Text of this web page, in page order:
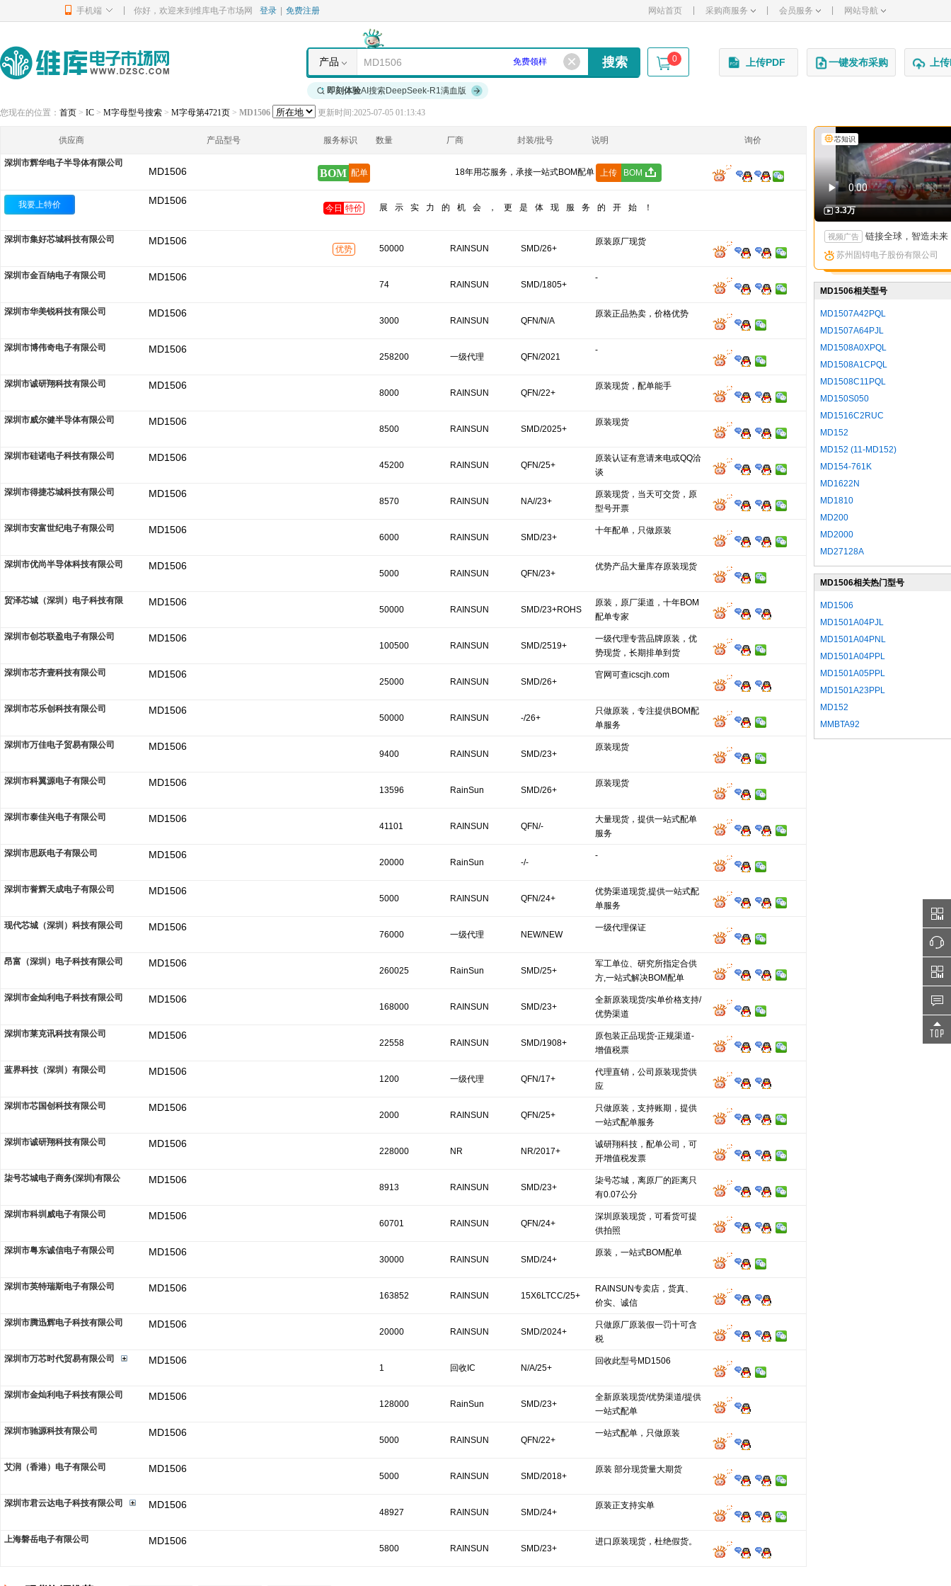
手机端 你好，欢迎来到维库电子市场网 登录 免费注册 网站首页 采购商服务 会员服务 网站导航
产品 免费领样 0
即刻体验AI搜索DeepSeek-R1满血版
上传PDF 一键发布采购 上
您现在的位置： 首页 > IC > M字母型号搜索 > M字母第4721页 > MD1506 更新时间:2025-07-05 01:13:43
供应商 产品型号 服务标识 数量 厂商 封装/批号 说明 询价
深圳市辉华电子半导体有限公司
MD1506 BOM 配单 18年用芯服务，承接一站式BOM配单 上传 BOM
我要上特价 MD1506
今日 特价 展示实力的机会，更是体现服务的开始！
深圳市集好芯城科技有限公司 MD1506
优势 50000 RAINSUN SMD/26+
原装原厂现货
深圳市金百纳电子有限公司 MD1506
74 RAINSUN SMD/1805+
-
深圳市华美锐科技有限公司 MD1506
3000 RAINSUN QFN/N/A
原装正品热卖，价格优势
深圳市博伟奇电子有限公司 MD1506
258200 一级代理 QFN/2021
-
深圳市诚研翔科技有限公司 MD1506
8000 RAINSUN QFN/22+
原装现货，配单能手
深圳市威尔健半导体有限公司 MD1506
8500 RAINSUN SMD/2025+
原装现货
深圳市硅诺电子科技有限公司 MD1506
45200 RAINSUN QFN/25+
原装认证有意请来电或QQ洽
谈
深圳市得捷芯城科技有限公司
MD1506
8570 RAINSUN NA//23+
原装现货，当天可交货，原
型号开票
深圳市安富世纪电子有限公司
MD1506
6000 RAINSUN SMD/23+
十年配单，只做原装
深圳市优尚半导体科技有限公司 MD1506
5000 RAINSUN QFN/23+
优势产品大量库存原装现货
贸泽芯城（深圳）电子科技有限 MD1506
50000 RAINSUN SMD/23+ROHS
原装，原厂渠道，十年BOM
配单专家
深圳市创芯联盈电子有限公司
MD1506
100500 RAINSUN SMD/2519+
一级代理专营品牌原装，优
势现货，长期排单到货
深圳市芯齐壹科技有限公司
MD1506
25000 RAINSUN SMD/26+
官网可查icscjh.com
深圳市芯乐创科技有限公司 MD1506
50000 RAINSUN -/26+
只做原装，专注提供BOM配
单服务
深圳市万佳电子贸易有限公司
MD1506
9400 RAINSUN SMD/23+
原装现货
深圳市科翼源电子有限公司 MD1506
13596 RainSun SMD/26+
原装现货
深圳市泰佳兴电子有限公司 MD1506
41101 RAINSUN QFN/-
大量现货，提供一站式配单
服务
深圳市思跃电子有限公司
MD1506
20000 RainSun -/-
-
深圳市誉辉天成电子有限公司 MD1506
5000 RAINSUN QFN/24+
优势渠道现货,提供一站式配
单服务
现代芯城（深圳）科技有限公司
MD1506
76000 一级代理 NEW/NEW
一级代理保证
昂富（深圳）电子科技有限公司 MD1506
260025 RainSun SMD/25+
军工单位、研究所指定合供
方,一站式解决BOM配单
深圳市金灿利电子科技有限公司
MD1506
168000 RAINSUN SMD/23+
全新原装现货/实单价格支持/
优势渠道
深圳市莱克讯科技有限公司
MD1506
22558 RAINSUN SMD/1908+
原包装正品现货-正规渠道-
增值税票
蓝界科技（深圳）有限公司
MD1506
1200 一级代理 QFN/17+
代理直销，公司原装现货供
应
深圳市芯国创科技有限公司
MD1506
2000 RAINSUN QFN/25+
只做原装，支持账期，提供
一站式配单服务
深圳市诚研翔科技有限公司
MD1506
228000 NR NR/2017+
诚研翔科技，配单公司，可
开增值税发票
柒号芯城电子商务(深圳)有限公
MD1506
8913 RAINSUN SMD/23+
柒号芯城，离原厂的距离只
有0.07公分
深圳市科圳威电子有限公司
MD1506
60701 RAINSUN QFN/24+
深圳原装现货，可看货可提
供拍照
深圳市粤东诚信电子有限公司
MD1506
30000 RAINSUN SMD/24+
原装，一站式BOM配单
深圳市英特瑞斯电子有限公司 MD1506
163852 RAINSUN 15X6LTCC/25+
RAINSUN专卖店，货真、
价实、诚信
深圳市腾迅辉电子科技有限公司
MD1506
20000 RAINSUN SMD/2024+
只做原厂原装假一罚十可含
税
深圳市万芯时代贸易有限公司
MD1506
1 回收IC N/A/25+
回收此型号MD1506
深圳市金灿利电子科技有限公司 MD1506
128000 RainSun SMD/23+
全新原装现货/优势渠道/提供
一站式配单
深圳市驰源科技有限公司
MD1506
5000 RAINSUN QFN/22+
一站式配单，只做原装
艾润（香港）电子有限公司 MD1506
5000 RAINSUN SMD/2018+
原装 部分现货量大期货
深圳市君云达电子科技有限公司 MD1506
48927 RAINSUN SMD/24+
原装正支持实单
上海磐岳电子有限公司 MD1506
5800 RAINSUN SMD/23+
进口原装现货，杜绝假货。
芯知识
3.3万
视频广告 链接全球，智造未来：苏州固锝以创新矩阵亮相国际高端产
苏州固锝电子股份有限公司
MD1506相关型号
MD1507A42PQL
MD1507A64PJL
MD1508A0XPQL
MD1508A1CPQL
MD1508C11PQL
MD150S050
MD1516C2RUC
MD152
MD152 (11-MD152)
MD154-761K
MD1622N
MD1810
MD200
MD2000
MD27128A
MD1506相关热门型号
MD1506
MD1501A04PJL
MD1501A04PNL
MD1501A04PPL
MD1501A05PPL
MD1501A23PPL
MD152
MMBTA92